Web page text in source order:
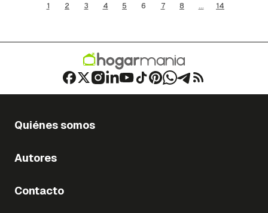
1 2 3 4 5 6 7 8 ... 14
Quiénes somos
Autores
Contacto